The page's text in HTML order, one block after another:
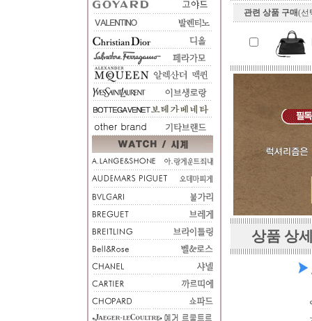
관련 상품 구매(선
상품 상